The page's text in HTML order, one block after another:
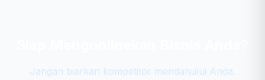
Jangan biarkan kompetitor mendahului Anda.